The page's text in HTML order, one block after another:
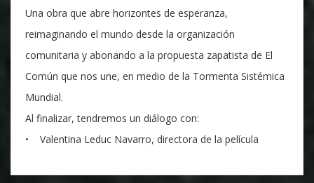
Una obra que abre horizontes de esperanza,
reimaginando el mundo desde la organización
comunitaria y abonando a la propuesta zapatista de El
Común que nos une, en medio de la Tormenta Sistémica
Mundial.
Al finalizar, tendremos un diálogo con:
• Valentina Leduc Navarro, directora de la película